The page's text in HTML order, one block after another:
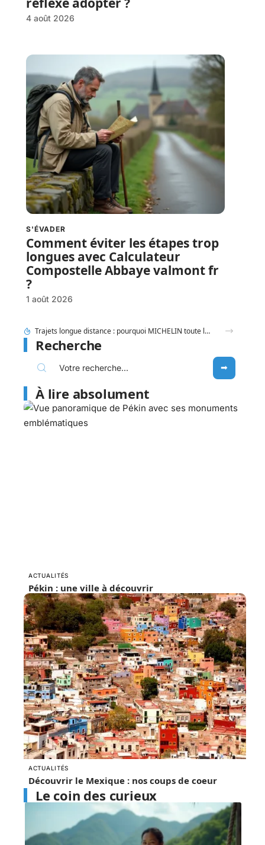
4 août 2026
S'ÉVADER
Comment éviter les étapes trop
longues avec Calculateur
Compostelle Abbaye valmont fr
?
1 août 2026
Entauvergne.fr destination ou offices de tourisme locaux : quel réflexe adopter ?
Recherche
À lire absolument
ACTUALITÉS
Pékin : une ville à découvrir
ACTUALITÉS
Découvrir le Mexique : nos coups de coeur
Le coin des curieux